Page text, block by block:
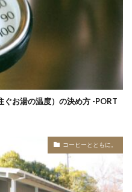
ぐお湯の温度）の決め方 -PORT
コーヒーとともに。